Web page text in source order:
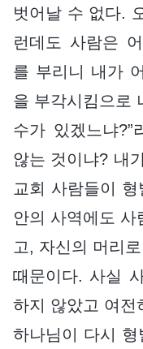
벗어날 수 없다.
런데도 사람은
를 부리니 내가
을 부각시킴으로
수가 있겠느냐?”
않는 것이냐? 내
교회 사람들이
안의 사역에도 사
고, 자신의 머리
때문이다. 사실
하지 않았고 여전
하나님이 다시